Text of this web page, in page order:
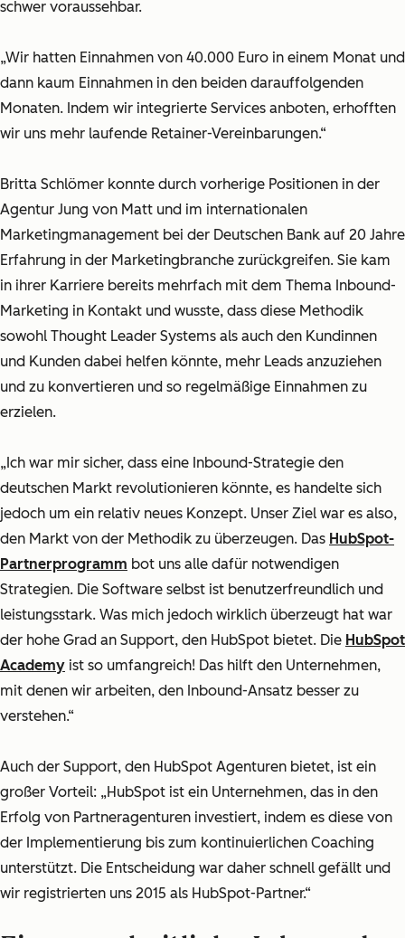
schwer voraussehbar.
„Wir hatten Einnahmen von 40.000 Euro in einem Monat und
dann kaum Einnahmen in den beiden darauffolgenden
Monaten. Indem wir integrierte Services anboten, erhofften
wir uns mehr laufende Retainer-Vereinbarungen.“
Britta Schlömer konnte durch vorherige Positionen in der
Agentur Jung von Matt und im internationalen
Marketingmanagement bei der Deutschen Bank auf 20 Jahre
Erfahrung in der Marketingbranche zurückgreifen. Sie kam
in ihrer Karriere bereits mehrfach mit dem Thema Inbound-
Marketing in Kontakt und wusste, dass diese Methodik
sowohl Thought Leader Systems als auch den Kundinnen
und Kunden dabei helfen könnte, mehr Leads anzuziehen
und zu konvertieren und so regelmäßige Einnahmen zu
erzielen.
„Ich war mir sicher, dass eine Inbound-Strategie den
deutschen Markt revolutionieren könnte, es handelte sich
jedoch um ein relativ neues Konzept. Unser Ziel war es also,
den Markt von der Methodik zu überzeugen. Das HubSpot-
Partnerprogramm bot uns alle dafür notwendigen
Strategien. Die Software selbst ist benutzerfreundlich und
leistungsstark. Was mich jedoch wirklich überzeugt hat war
der hohe Grad an Support, den HubSpot bietet. Die HubSpot
Academy ist so umfangreich! Das hilft den Unternehmen,
mit denen wir arbeiten, den Inbound-Ansatz besser zu
verstehen.“
Auch der Support, den HubSpot Agenturen bietet, ist ein
großer Vorteil: „HubSpot ist ein Unternehmen, das in den
Erfolg von Partneragenturen investiert, indem es diese von
der Implementierung bis zum kontinuierlichen Coaching
unterstützt. Die Entscheidung war daher schnell gefällt und
wir registrierten uns 2015 als HubSpot-Partner.“